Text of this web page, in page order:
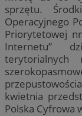
sprzętu.
Operacyjnego
Priorytetowej
Internetu”
kwietnia
Polska Cyfrowa